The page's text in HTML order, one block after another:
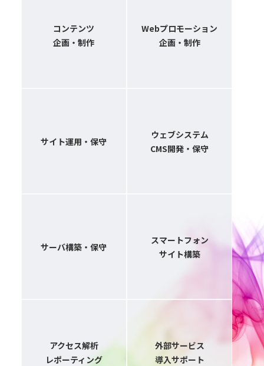
コンテンツ
企画・制作
Webプロモーション
企画・制作
サイト運用・保守
ウェブシステム
CMS開発・保守
サーバ構築・保守
スマートフォン
サイト構築
アクセス解析
レポーティング
外部サービス
導入サポート